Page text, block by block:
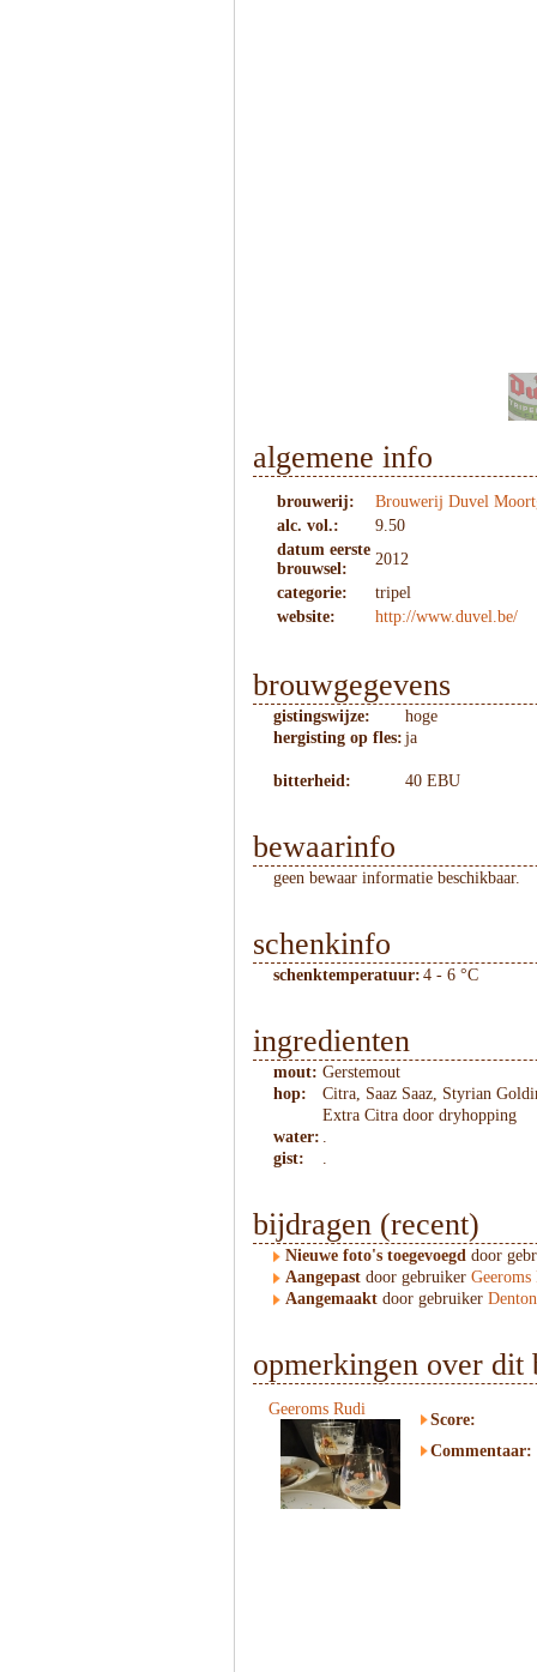
algemene info
brouwerij:
Brouwerij Duvel
alc. vol.:
9.50
datum eerste
brouwsel:
2012
categorie:
tripel
website:
http://www.duvel.be/
brouwgegevens
gistingswijze:
hoge
hergisting op fles: ja
bitterheid: 40 EBU
bewaarinfo
geen bewaar informatie beschikbaar.
schenkinfo
schenktemperatuur: 4 - 6 °C
ingredienten
mout: Gerstemout
hop:
Citra, Saaz Saaz, Styrian
Extra Citra door dryhopping
water: .
gist:
.
bijdragen (recent)
Nieuwe foto's toegevoegd door
Aangepast door gebruiker Geeroms
Aangemaakt door gebruiker
opmerkingen over dit
Geeroms Rudi
Score:
Commentaar: